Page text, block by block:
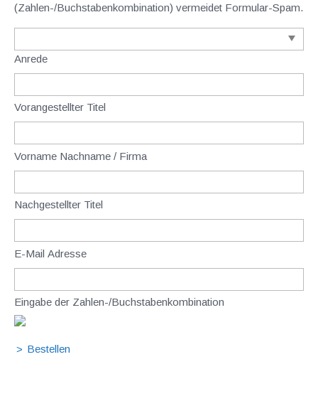
(Zahlen-/Buchstabenkombination) vermeidet Formular-Spam.
Anrede
Vorangestellter Titel
Vorname Nachname / Firma
Nachgestellter Titel
E-Mail Adresse
Eingabe der Zahlen-/Buchstabenkombination